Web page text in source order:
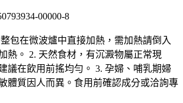
00000-8
包在微波爐中直接加熱，需加熱請倒入
熱。 2. 天然食材，有沉澱物屬正常現
議在飲用前搖均勻。 3. 孕婦、哺乳期婦
體質因人而異。食用前確認成分或洽詢專